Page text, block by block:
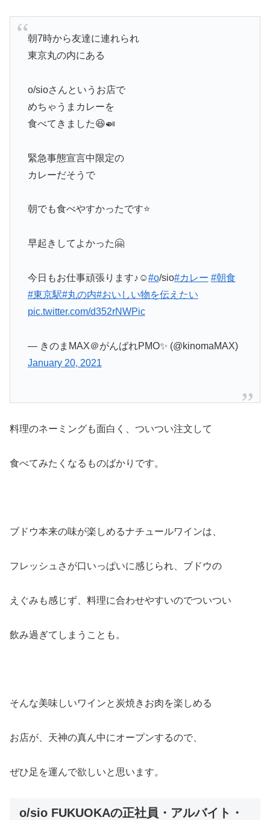
朝7時から友達に連れられ
東京丸の内にある
o/sioさんというお店で
めちゃうまカレーを
食べてきました😆🍛
緊急事態宣言中限定の
カレーだそうで
朝でも食べやすかったです⭐️
早起きしてよかった🤗
今日もお仕事頑張ります♪☺️#o/sio#カレー #朝食
#東京駅#丸の内#おいしい物を伝えたい
pic.twitter.com/d352rNWPic
— きのまMAX＠がんばれPMO✨ (@kinomaMAX)
January 20, 2021
料理のネーミングも面白く、ついつい注文して
食べてみたくなるものばかりです。
ブドウ本来の味が楽しめるナチュールワインは、
フレッシュさが口いっぱいに感じられ、ブドウの
えぐみも感じず、料理に合わせやすいのでついつい
飲み過ぎてしまうことも。
そんな美味しいワインと炭焼きお肉を楽しめる
お店が、天神の真ん中にオープンするので、
ぜひ足を運んで欲しいと思います。
o/sio FUKUOKAの正社員・アルバイト・